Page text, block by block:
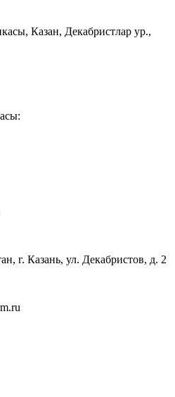
Казан, Декабристлар ур.,
г. Казань, ул. Декабристов, д. 2